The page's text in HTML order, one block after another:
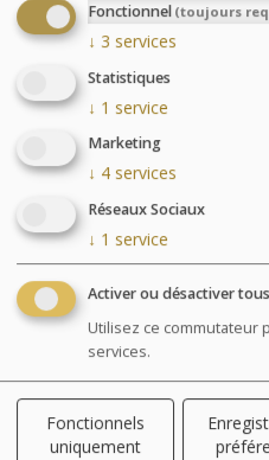
Réception ouverte 7
Accessible aux
Animaux acceptés
Chambre
GALERIE
La chambre
Fonctionnel (toujours
↓ 3 services
Statistiques
↓ 1 service
Marketing
↓ 4 services
Réseaux Sociaux
↓ 1 service
Activer ou désactiver
Utilisez ce commutateur
services.
Fonctionnels
uniquement